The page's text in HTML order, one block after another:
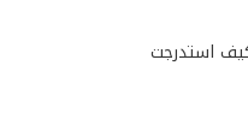
استدرجت